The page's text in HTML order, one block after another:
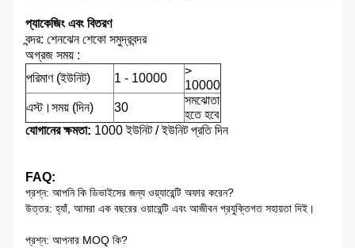
প্যাকেজিং এবং বিতরণ
বন্দর: শেনঝেন শেকো সমুদ্রবন্দর
অগ্রজ সময় :
পরিমাণ (ইউনিট)
1 - 10000
>
10000
এস্ট।সময় (দিন)
30
সমঝোতা
হতে হবে
যোগানের ক্ষমতা: 1000 ইউনিট / ইউনিট প্রতি দিন
FAQ:
প্রশ্ন: আপনি কি ডিভাইসের জন্য ওয়্যারেন্টি অফার করেন?
উত্তর: হ্যাঁ, আমরা এক বছরের ওয়ারেন্টি এবং আজীবন প্রযুক্তিগত সহায়তা দিই।
প্রশ্ন: আপনার MOQ কি?